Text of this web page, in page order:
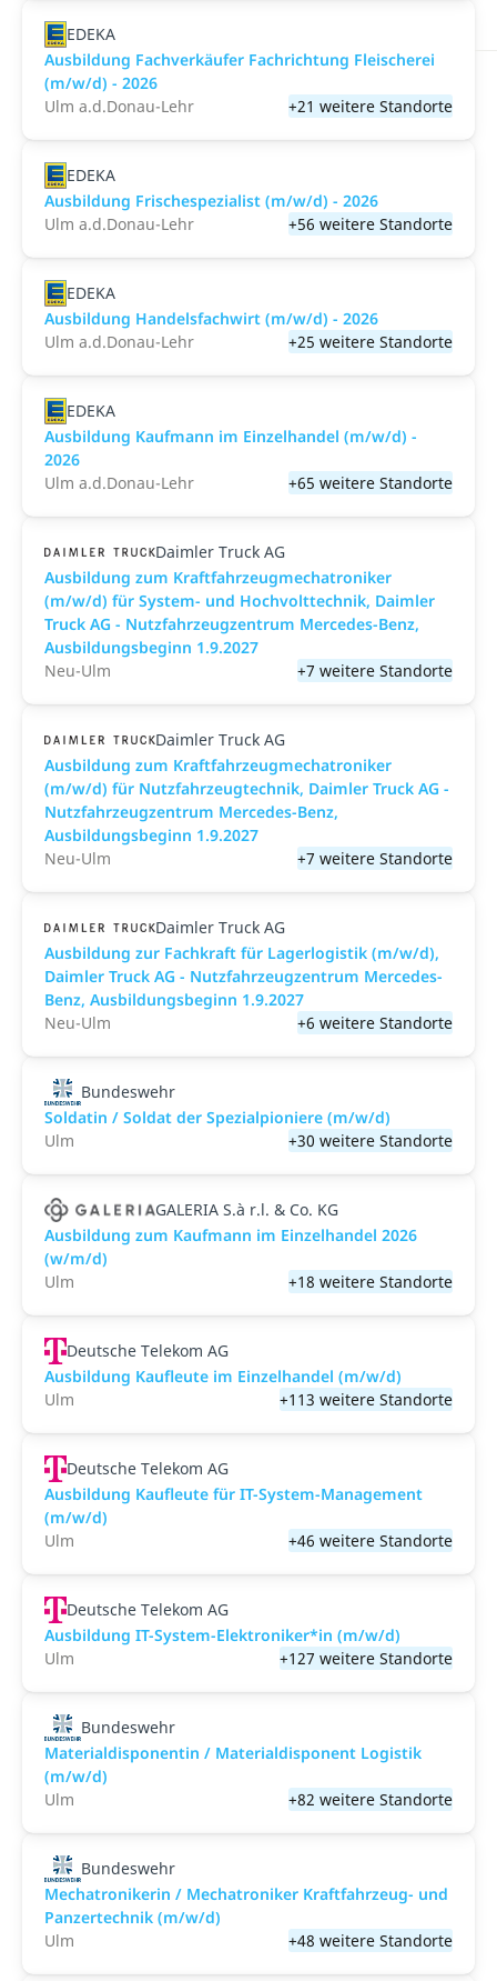
EDEKA
Ausbildung Fachverkäufer Fachrichtung Fleischerei
(m/w/d) - 2026
Ulm a.d.Donau-Lehr
+21 weitere Standorte
EDEKA
Ausbildung Frischespezialist (m/w/d) - 2026
Ulm a.d.Donau-Lehr
+56 weitere Standorte
EDEKA
Ausbildung Handelsfachwirt (m/w/d) - 2026
Ulm a.d.Donau-Lehr
+25 weitere Standorte
EDEKA
Ausbildung Kaufmann im Einzelhandel (m/w/d) -
2026
Ulm a.d.Donau-Lehr
+65 weitere Standorte
Daimler Truck AG
Ausbildung zum Kraftfahrzeugmechatroniker
(m/w/d) für System- und Hochvolttechnik, Daimler
Truck AG - Nutzfahrzeugzentrum Mercedes-Benz,
Ausbildungsbeginn 1.9.2027
Neu-Ulm
+7 weitere Standorte
Daimler Truck AG
Ausbildung zum Kraftfahrzeugmechatroniker
(m/w/d) für Nutzfahrzeugtechnik, Daimler Truck AG -
Nutzfahrzeugzentrum Mercedes-Benz,
Ausbildungsbeginn 1.9.2027
Neu-Ulm
+7 weitere Standorte
Daimler Truck AG
Ausbildung zur Fachkraft für Lagerlogistik (m/w/d),
Daimler Truck AG - Nutzfahrzeugzentrum Mercedes-
Benz, Ausbildungsbeginn 1.9.2027
Neu-Ulm
+6 weitere Standorte
Bundeswehr
Soldatin / Soldat der Spezialpioniere (m/w/d)
Ulm
+30 weitere Standorte
GALERIA S.à r.l. & Co. KG
Ausbildung zum Kaufmann im Einzelhandel 2026
(w/m/d)
Ulm
+18 weitere Standorte
Deutsche Telekom AG
Ausbildung Kaufleute im Einzelhandel (m/w/d)
Ulm
+113 weitere Standorte
Deutsche Telekom AG
Ausbildung Kaufleute für IT-System-Management
(m/w/d)
Ulm
+46 weitere Standorte
Deutsche Telekom AG
Ausbildung IT-System-Elektroniker*in (m/w/d)
Ulm
+127 weitere Standorte
Bundeswehr
Materialdisponentin / Materialdisponent Logistik
(m/w/d)
Ulm
+82 weitere Standorte
Bundeswehr
Mechatronikerin / Mechatroniker Kraftfahrzeug- und
Panzertechnik (m/w/d)
Ulm
+48 weitere Standorte